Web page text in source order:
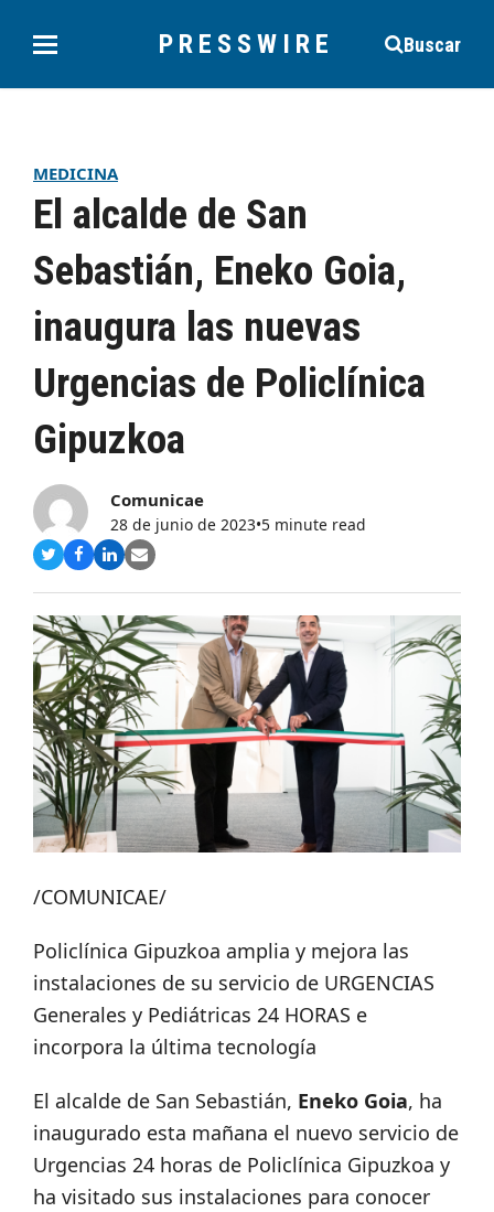
PRESSWIRE Buscar
MEDICINA
El alcalde de San
Sebastián, Eneko Goia,
inaugura las nuevas
Urgencias de Policlínica
Gipuzkoa
Comunicae
28 de junio de 2023•5 minute read
Compartir
Twitter
Compartir
Facebook
Compartir
LinkedIn
Share
Email
/COMUNICAE/
Policlínica Gipuzkoa amplia y mejora las
instalaciones de su servicio de URGENCIAS
Generales y Pediátricas 24 HORAS e
incorpora la última tecnología
El alcalde de San Sebastián, Eneko Goia, ha
inaugurado esta mañana el nuevo servicio de
Urgencias 24 horas de Policlínica Gipuzkoa y
ha visitado sus instalaciones para conocer